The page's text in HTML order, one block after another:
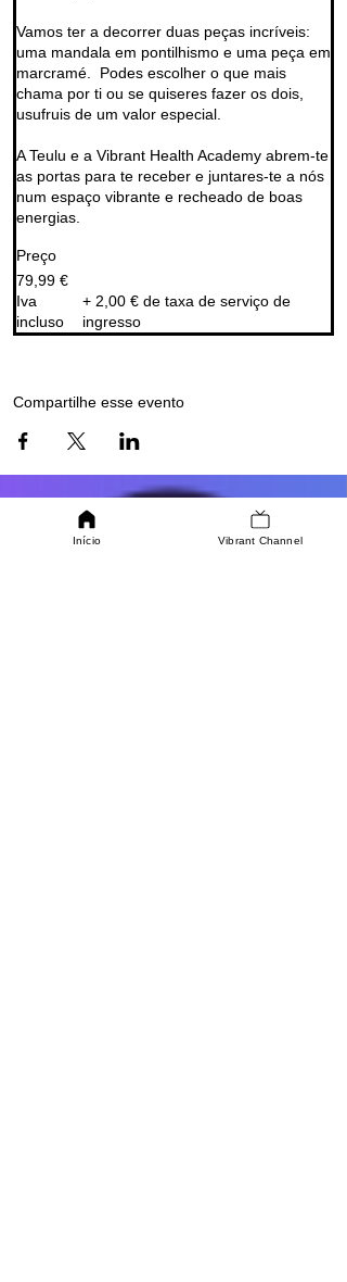
Vamos ter a decorrer duas peças incríveis:
uma mandala em pontilhismo e uma peça em
marcramé.  Podes escolher o que mais
chama por ti ou se quiseres fazer os dois,
usufruis de um valor especial.
A Teulu e a Vibrant Health Academy abrem-te
as portas para te receber e juntares-te a nós
num espaço vibrante e recheado de boas
energias.
Preço
79,99 €
Iva
incluso
+ 2,00 € de taxa de serviço de
ingresso
Compartilhe esse evento
Início Vibrant Channel